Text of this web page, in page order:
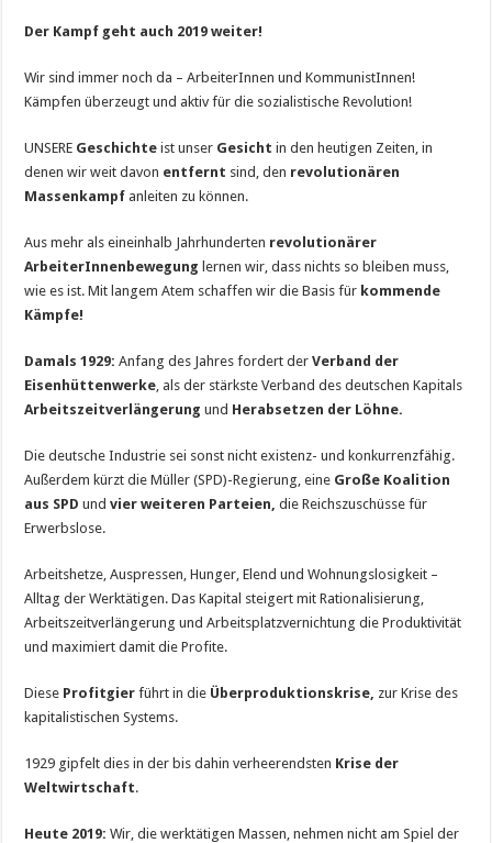
Der Kampf geht auch 2019 weiter!
Wir sind immer noch da – ArbeiterInnen und KommunistInnen!
Kämpfen überzeugt und aktiv für die sozialistische Revolution!
UNSERE Geschichte ist unser Gesicht in den heutigen Zeiten, in
denen wir weit davon entfernt sind, den revolutionären
Massenkampf anleiten zu können.
Aus mehr als eineinhalb Jahrhunderten revolutionärer
ArbeiterInnenbewegung lernen wir, dass nichts so bleiben muss,
wie es ist. Mit langem Atem schaffen wir die Basis für kommende
Kämpfe!
Damals 1929: Anfang des Jahres fordert derVerband der
Eisenhüttenwerke, als der stärkste Verband des deutschen Kapitals
Arbeitszeitverlängerung und Herabsetzen der Löhne.
Die deutsche Industrie sei sonst nicht existenz- und konkurrenzfähig.
Außerdem kürzt die Müller (SPD)-Regierung, eine Große Koalition
aus SPD undvier weiteren Parteien,die Reichszuschüsse für
Erwerbslose.
Arbeitshetze, Auspressen, Hunger, Elend und Wohnungslosigkeit –
Alltag der Werktätigen. Das Kapital steigert mit Rationalisierung,
Arbeitszeitverlängerung und Arbeitsplatzvernichtung die Produktivität
und maximiert damit die Profite.
Diese Profitgier führt in die Überproduktionskrise, zur Krise des
kapitalistischen Systems.
1929 gipfelt dies in der bis dahin verheerendsten Krise der
Weltwirtschaft.
Heute 2019:Wir, die werktätigen Massen, nehmen nicht am Spiel der